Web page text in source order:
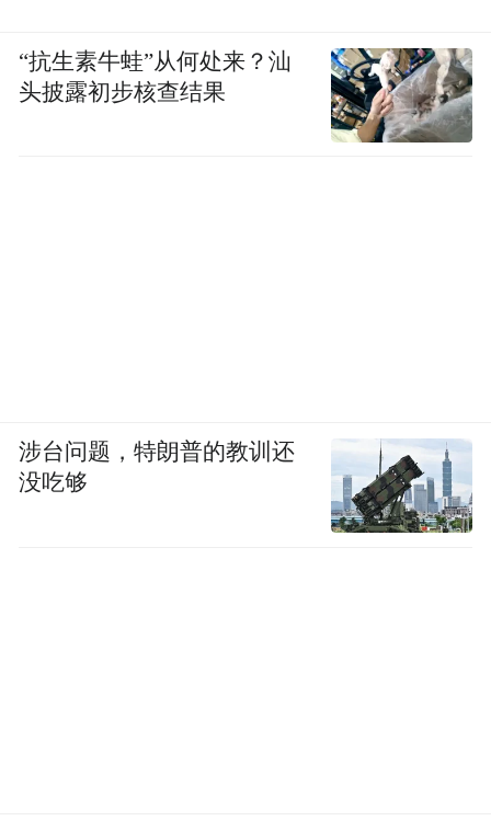
“抗生素牛蛙”从何处来？汕
头披露初步核查结果
涉台问题，特朗普的教训还
没吃够